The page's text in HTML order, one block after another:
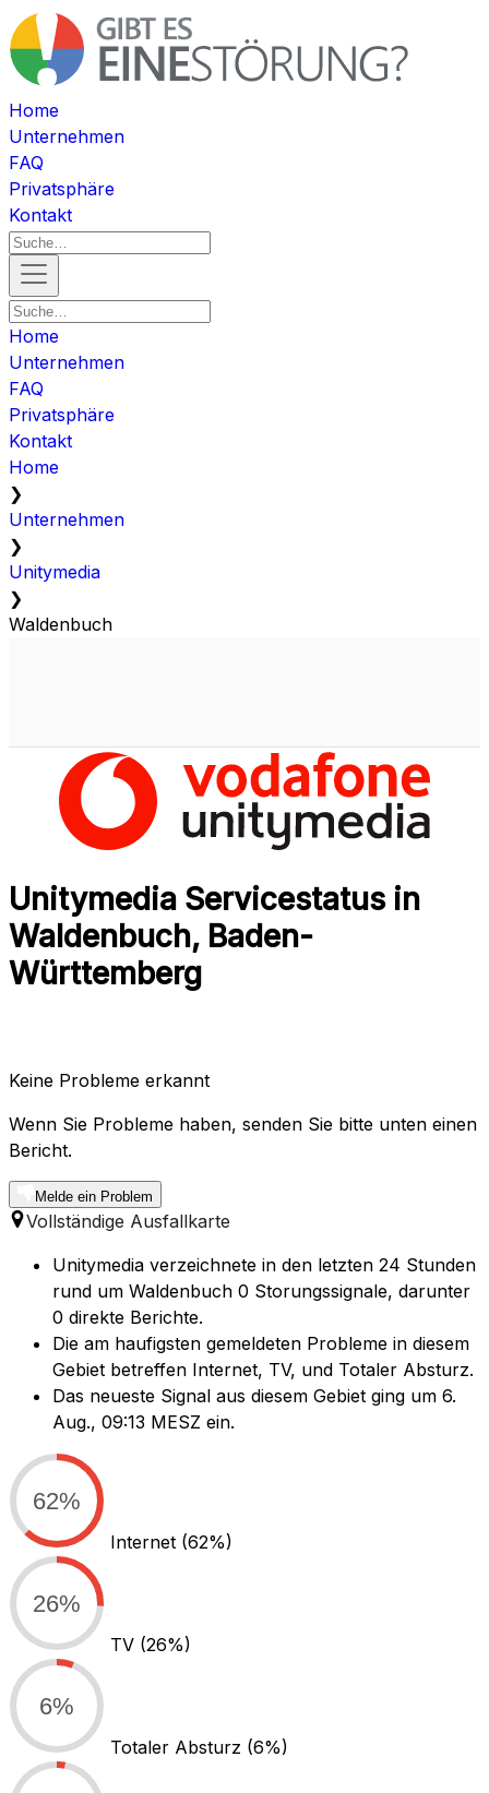
Home
Unternehmen
FAQ
Privatsphäre
Kontakt
Home
Unternehmen
FAQ
Privatsphäre
Kontakt
Home
❯
Unternehmen
❯
Unitymedia
❯
Waldenbuch
Unitymedia Servicestatus in
Waldenbuch, Baden-
Württemberg
Keine Probleme erkannt
Wenn Sie Probleme haben, senden Sie bitte unten einen
Bericht.
Melde ein Problem
Vollständige Ausfallkarte
Unitymedia verzeichnete in den letzten 24 Stunden
rund um Waldenbuch 0 Storungssignale, darunter
0 direkte Berichte.
Die am haufigsten gemeldeten Probleme in diesem
Gebiet betreffen Internet, TV, und Totaler Absturz.
Das neueste Signal aus diesem Gebiet ging um 6.
Aug., 09:13 MESZ ein.
62%
Internet (62%)
26%
TV (26%)
6%
Totaler Absturz (6%)